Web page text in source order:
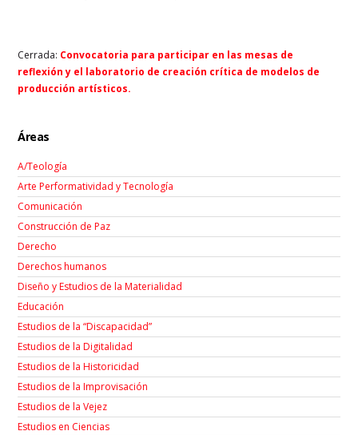
Cerrada: Convocatoria para participar en las mesas de
reflexión y el laboratorio de creación crítica de modelos de
producción artísticos.
Áreas
A/Teología
Arte Performatividad y Tecnología
Comunicación
Construcción de Paz
Derecho
Derechos humanos
Diseño y Estudios de la Materialidad
Educación
Estudios de la “Discapacidad”
Estudios de la Digitalidad
Estudios de la Historicidad
Estudios de la Improvisación
Estudios de la Vejez
Estudios en Ciencias